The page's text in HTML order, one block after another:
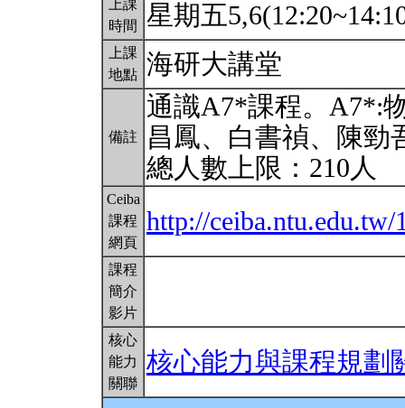
上課
時間
星期五
上課
地點 海研大講堂
備註
通識A7*課程。A7*:
昌鳳、白書禎、陳勁
總人數上限：210人
Ceiba
課程
網頁
http://ceiba.ntu.edu.tw/
課程
簡介
影片
核心
能力
關聯
核心能力與課程規劃